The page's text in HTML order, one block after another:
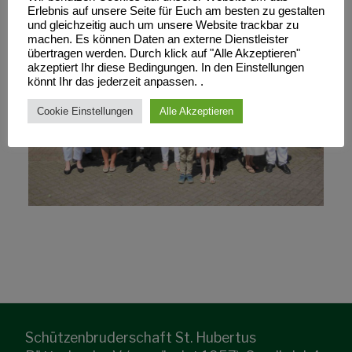
Schützenbruderschaft St. Hubertus
Erlebnis auf unsere Seite für Euch am besten zu gestalten
und gleichzeitig auch um unsere Website trackbar zu
machen. Es können Daten an externe Dienstleister
übertragen werden. Durch klick auf "Alle Akzeptieren"
akzeptiert Ihr diese Bedingungen. In den Einstellungen
könnt Ihr das jederzeit anpassen. .
Cookie Einstellungen Alle Akzeptieren